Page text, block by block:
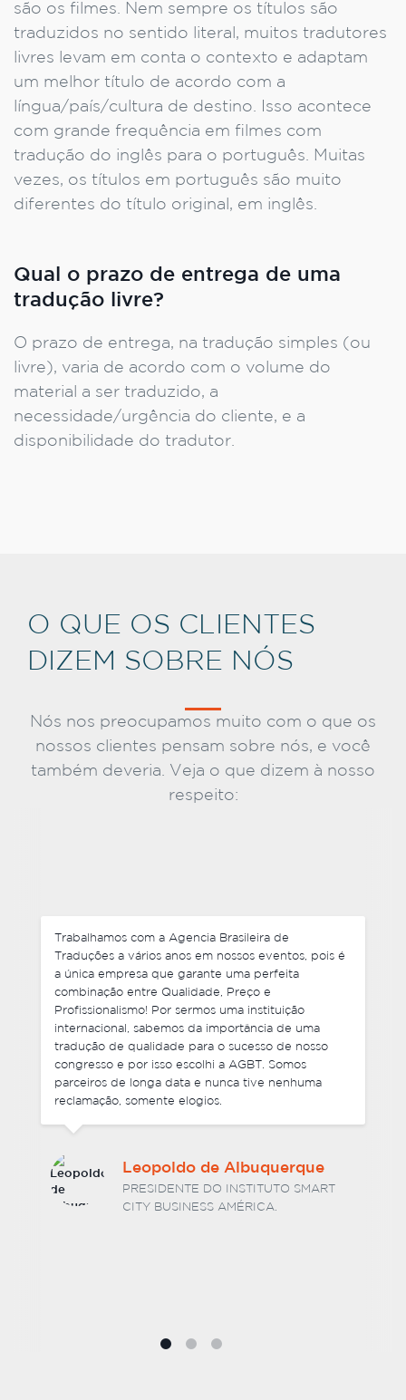
são os filmes. Nem sempre os títulos são
traduzidos no sentido literal, muitos tradutores
livres levam em conta o contexto e adaptam
um melhor título de acordo com a
língua/país/cultura de destino. Isso acontece
com grande frequência em filmes com
tradução do inglês para o português. Muitas
vezes, os títulos em português são muito
diferentes do título original, em inglês.
Qual o prazo de entrega de uma
tradução livre?
O prazo de entrega, na tradução simples (ou
livre), varia de acordo com o volume do
material a ser traduzido, a
necessidade/urgência do cliente, e a
disponibilidade do tradutor.
O QUE OS CLIENTES
DIZEM SOBRE NÓS
Nós nos preocupamos muito com o que os
nossos clientes pensam sobre nós, e você
também deveria. Veja o que dizem à nosso
respeito:
Não somente negociamos preços competitivos,
mas também cada um de nossos pedidos foram
entregues antes do prazo e foram muito flexíveis
com mudanças de última hora em alguns dos
arquivos finais que enviamos. Foi ótimo lidar com a
equipe da Agencia Brasileira de Traduções e não
tenho nenhuma hesitação em recomendar os seus
serviços. Estou ansioso por trabalhar com vocês
novamente no futuro.
Barcelos
SÓCIO DIRETOR DA BARCELOS E
ASSOCIADOS SOCIEDADE DE ADVOGADOS